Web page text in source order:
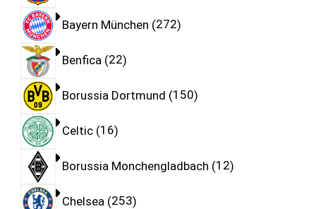
Bayern München 272
Benfica 22
Borussia Dortmund 150
Celtic 16
Borussia Monchengladbach 12
Chelsea 253